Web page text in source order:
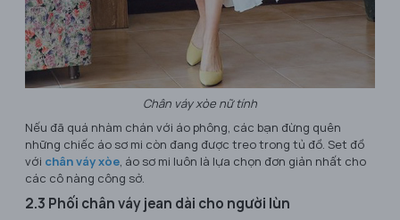
Chân váy xòe nữ tính
Nếu đã quá nhàm chán với áo phông, các bạn đừng quên
những chiếc áo sơ mi còn đang được treo trong tủ đồ. Set đồ
với chân váy xòe, áo sơ mi luôn là lựa chọn đơn giản nhất cho
các cô nàng công sở.
2.3 Phối chân váy jean dài cho người lùn